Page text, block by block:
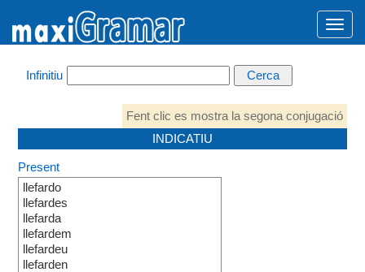
Infinitiu
Fent clic es mostra la segona conjugació
INDICATIU
Present
llefardo
llefardes
llefarda
llefardem
llefardeu
llefarden